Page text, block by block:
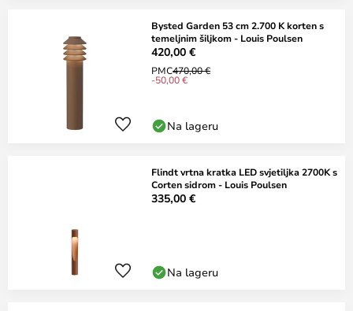
Bysted Garden 53 cm 2.700 K korten s
temeljnim šiljkom - Louis Poulsen
420,00 €
PMC470,00 €
-50,00 €
Na lageru
Flindt vrtna kratka LED svjetiljka 2700K s
Corten sidrom - Louis Poulsen
335,00 €
Na lageru